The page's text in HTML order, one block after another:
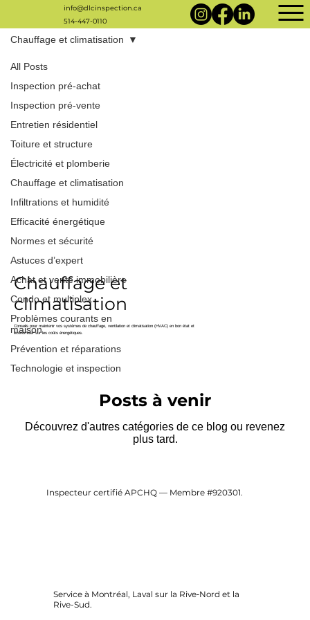
514-447-0110
info@dlcinspection.ca
All Posts
Inspection pré-achat
Inspection pré-vente
Entretien résidentiel
Toiture et structure
Électricité et plomberie
Chauffage et climatisation
Infiltrations et humidité
Efficacité énergétique
Normes et sécurité
Astuces d’expert
Achat et vente immobilière
Condo et multiplex
Problèmes courants en
maison
Prévention et réparations
Technologie et inspection
Chauffage et climatisation
Chauffage et
climatisation
Conseils pour maintenir vos systèmes de chauffage, ventilation et climatisation (HVAC) en bon état et
économiser sur les coûts énergétiques.
Posts à venir
Découvrez d'autres catégories de ce blog ou revenez
plus tard.
Inspecteur certifié APCHQ — Membre #920301.
Service à Montréal, Laval sur la Rive‑Nord et la
Rive-Sud.